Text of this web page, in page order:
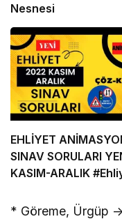
Nesnesi
EHLİYET
SINAV SORULARI
KASIM-ARALIK
* Göreme, Ürgüp -